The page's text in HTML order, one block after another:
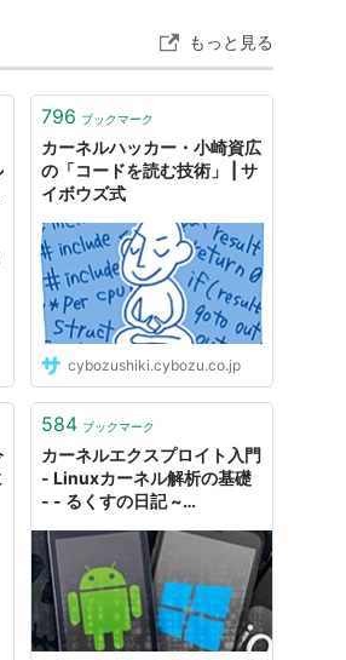
もっと見る
796 ブックマーク
カーネルハッカー・小崎資広
の「コードを読む技術」 | サ
イボウズ式
cybozushiki.cybozu.co.jp
584 ブックマーク
カーネルエクスプロイト入門
- Linuxカーネル解析の基礎
- - るくすの日記 ~